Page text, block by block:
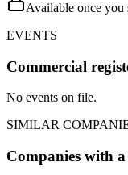
Available once you
EVENTS
Commercial
No events on file.
SIMILAR
Companies with